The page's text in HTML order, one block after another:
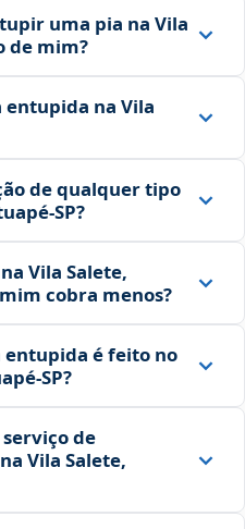
uma pia na Vila
de mim?
entupida na Vila
de qualquer tipo
Vila Salete,
cobra menos?
é feito no
de
Vila Salete,